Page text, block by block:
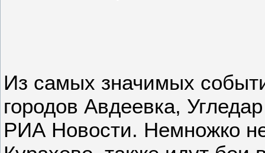
Из самых значимых
городов Авдеевка,
РИА Новости. Немножко